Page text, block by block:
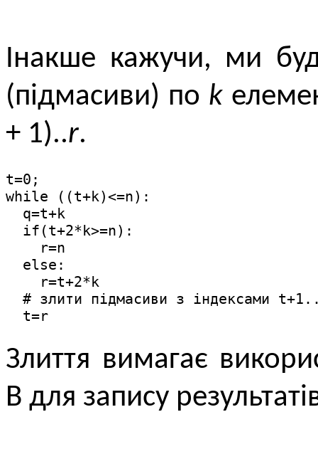
Інакше кажучи, ми
(підмасиви) по k
+ 1)..r.
t=0;
while ((t+k)<=n):
  q=t+k
  if(t+2*k>=n):
    r=n
  else:
    r=t+2*k
# злити підмасиви з індексами
  t=r
Злиття вимагає
В для запису